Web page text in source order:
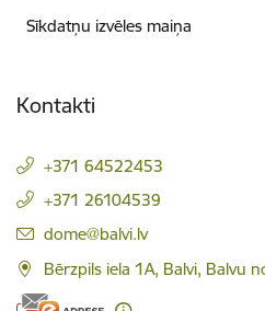
Sīkdatņu izvēles maiņa
Kontakti
+371 64522453
+371 26104539
E-pasts:
dome@balvi.lv
Bērzpils iela 1A, Balvi, Balvu